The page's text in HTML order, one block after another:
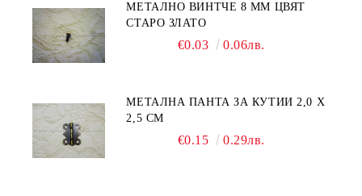
МЕТАЛНО ВИНТЧЕ 8 ММ ЦВЯТ
СТАРО ЗЛАТО
€0.03 0.06лв.
МЕТАЛНА ПАНТА ЗА КУТИИ 2,0 Х
2,5 СМ
€0.15 0.29лв.